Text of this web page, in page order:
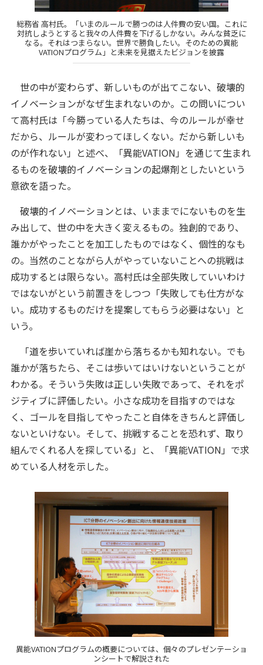
総務省 高村氏。「いまのルールで勝つのは人件費の安い国。これに
対抗しようとすると我々の人件費を下げるしかない。みんな貧乏に
なる。それはつまらない。世界で勝負したい。そのための異能
VATIONプログラム」と未来を見据えたビジョンを披露
世の中が変わらず、新しいものが出てこない、破壊的
イノベーションがなぜ生まれないのか。この問いについ
て高村氏は「今勝っている人たちは、今のルールが幸せ
だから、ルールが変わってほしくない。だから新しいも
のが作れない」と述べ、「異能VATION」を通じて生まれ
るものを破壊的イノベーションの起爆剤としたいという
意欲を語った。
破壊的イノベーションとは、いままでにないものを生
み出して、世の中を大きく変えるもの。独創的であり、
誰かがやったことを加工したものではなく、個性的なも
の。当然のことながら人がやっていないことへの挑戦は
成功するとは限らない。高村氏は全部失敗していいわけ
ではないがという前置きをしつつ「失敗しても仕方がな
い。成功するものだけを提案してもらう必要はない」と
いう。
「道を歩いていれば崖から落ちるかも知れない。でも
誰かが落ちたら、そこは歩いてはいけないということが
わかる。そういう失敗は正しい失敗であって、それをポ
ジティブに評価したい。小さな成功を目指すのではな
く、ゴールを目指してやったこと自体をきちんと評価し
ないといけない。そして、挑戦することを恐れず、取り
組んでくれる人を探している」と、「異能VATION」で求
めている人材を示した。
異能VATIONプログラムの概要については、個々のプレゼンテーショ
ンシートで解説された